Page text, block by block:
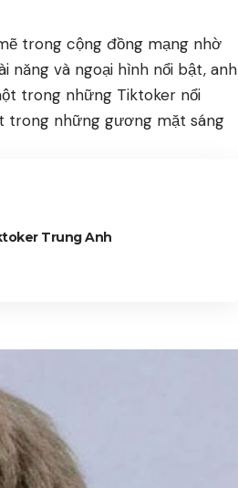
trong cộng đồng mạng nhờ
năng và ngoại hình nổi bật, anh
trong những Tiktoker nổi
trong những gương mặt sáng
Trung Anh